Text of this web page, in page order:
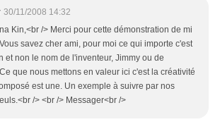
30/11/2008 14:32
Kin,<br /> Merci pour cette démonstration de mi
savez cher ami, pour moi ce qui importe c'est
et non le nom de l'inventeur, Jimmy ou de
que nous mettons en valeur ici c'est la créativité
est une. Un exemple à suivre par nos
/> <br /> Messager<br />